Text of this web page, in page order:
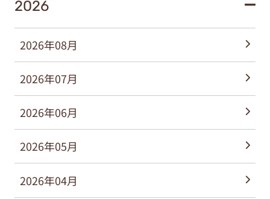
2026
2026年08月
2026年07月
2026年06月
2026年05月
2026年04月